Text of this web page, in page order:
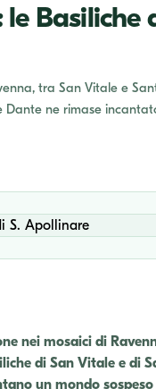
Basiliche
tra San Vitale e
ne rimase
nei mosaici di
di San Vitale e di
un mondo